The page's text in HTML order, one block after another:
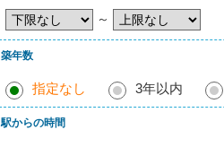
～
築年数
指定なし 3年以内
駅からの時間